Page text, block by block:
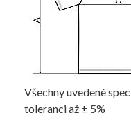
Všechny uvedené
toleranci až ± 5%